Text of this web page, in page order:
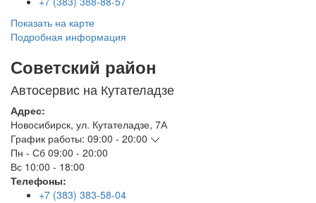
Показать на карте
Подробная информация
Советский район
Автосервис на Кутателадзе
Адрес:
Новосибирск, ул. Кутателадзе, 7А
График работы: 09:00 - 20:00
Пн - Сб 09:00 - 20:00
Вс 10:00 - 18:00
Телефоны:
+7 (383) 383-58-04